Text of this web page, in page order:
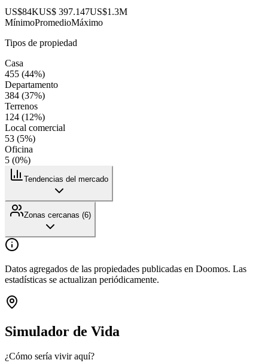
US$84KUS$ 397.147US$1.3M
MínimoPromedioMáximo
Tipos de propiedad
Casa
455 (44%)
Departamento
384 (37%)
Terrenos
124 (12%)
Local comercial
53 (5%)
Oficina
5 (0%)
Tendencias del mercado
Zonas cercanas (6)
Datos agregados de las propiedades publicadas en Doomos. Las
estadísticas se actualizan periódicamente.
Simulador de Vida
¿Cómo sería vivir aquí?